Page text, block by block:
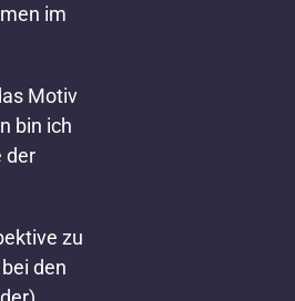
im
Motiv
bin ich
der
zu
den